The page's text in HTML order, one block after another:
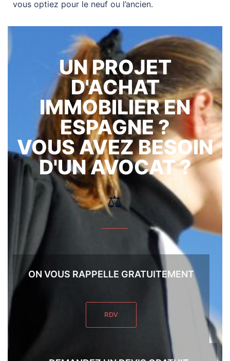
vous optiez pour le neuf ou l’ancien.
UN PROJET
D'ACHAT
IMMOBILIER EN
ESPAGNE ?
VOUS AVEZ BESOIN
D'UN AVOCAT ?
⚖️
ON VOUS RAPPELLE GRATUITEMENT
RDV